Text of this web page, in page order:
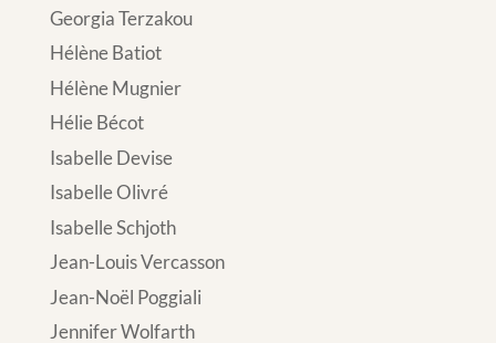
Georgia Terzakou
Hélène Batiot
Hélène Mugnier
Hélie Bécot
Isabelle Devise
Isabelle Olivré
Isabelle Schjoth
Jean-Louis Vercasson
Jean-Noël Poggiali
Jennifer Wolfarth